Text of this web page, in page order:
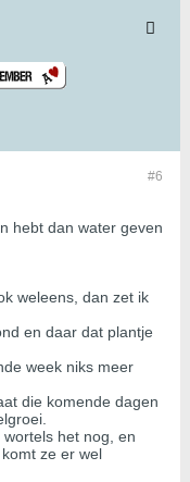
#6
hebt dan water geven
weleens, dan zet ik
en daar dat plantje
week niks meer
die komende dagen
het nog, en
ze er wel